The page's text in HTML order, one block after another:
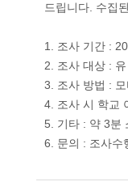
드립니다. 수집
1. 조사 기간 :
2. 조사 대상 :
3. 조사 방법 :
4. 조사 시 학교
5. 기타 : 약 3분
6. 문의 : 조사수